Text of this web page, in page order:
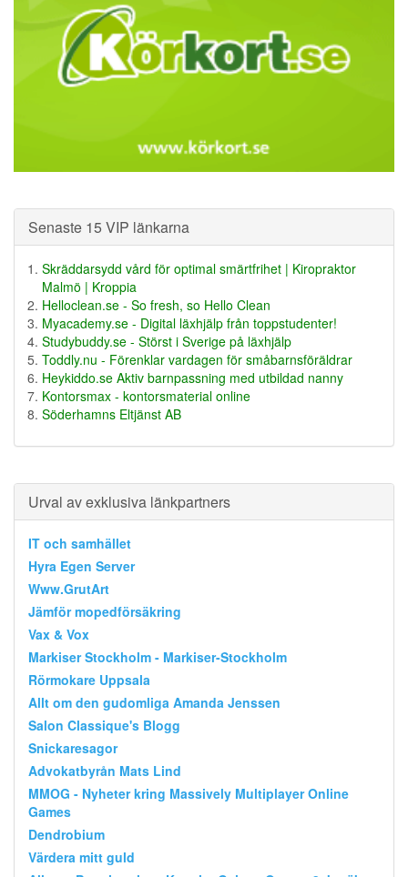
Senaste 15 VIP länkarna
Skräddarsydd vård för optimal smärtfrihet | Kiropraktor
Malmö | Kroppia
Helloclean.se - So fresh, so Hello Clean
Myacademy.se - Digital läxhjälp från toppstudenter!
Studybuddy.se - Störst i Sverige på läxhjälp
Toddly.nu - Förenklar vardagen för småbarnsföräldrar
Heykiddo.se Aktiv barnpassning med utbildad nanny
Kontorsmax - kontorsmaterial online
Söderhamns Eltjänst AB
Urval av exklusiva länkpartners
IT och samhället
Hyra Egen Server
Www.GrutArt
Jämför mopedförsäkring
Vax & Vox
Markiser Stockholm - Markiser-Stockholm
Rörmokare Uppsala
Allt om den gudomliga Amanda Jenssen
Salon Classique's Blogg
Snickaresagor
Advokatbyrån Mats Lind
MMOG - Nyheter kring Massively Multiplayer Online
Games
Dendrobium
Värdera mitt guld